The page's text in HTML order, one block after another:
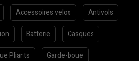
Accessoires velos Antivols
Batterie Casques
Pliants Garde-boue